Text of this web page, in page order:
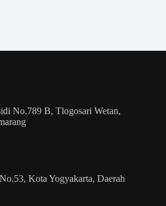
No.789 B, Tlogosari Wetan,
Kota Yogyakarta, Daerah